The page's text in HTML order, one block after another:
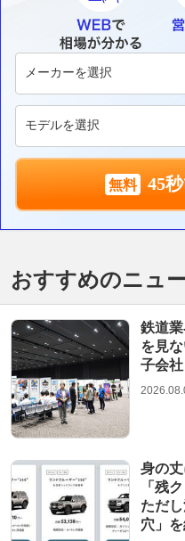
45
おすすめのニュ
鉄道
を見
子会
身の
「残
ただ
穴」